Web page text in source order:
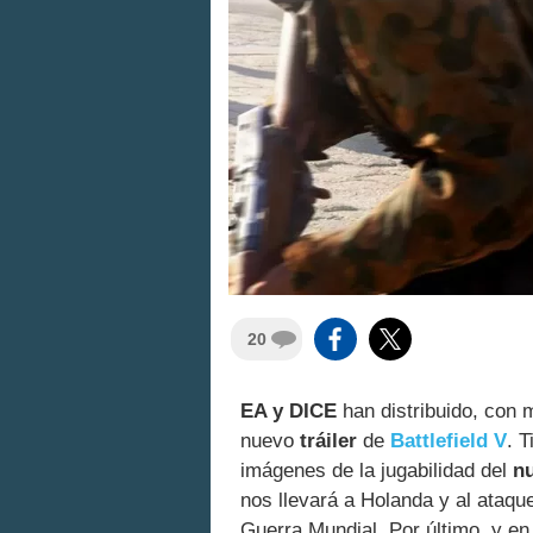
20
EA y DICE han distribuido, con
nuevo tráiler de Battlefield V.
imágenes de la jugabilidad del
nos llevará a Holanda y al